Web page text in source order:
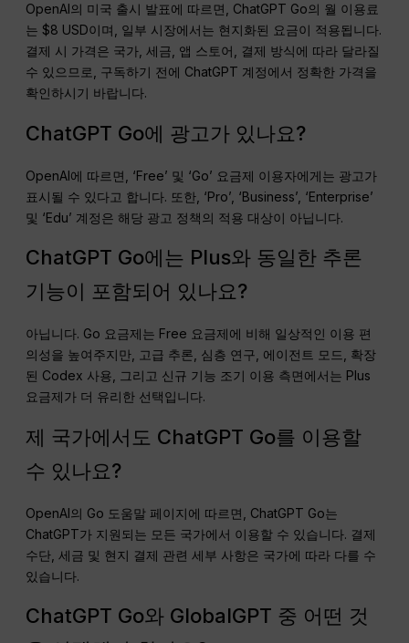
OpenAI의 미국 출시 발표에 따르면, ChatGPT Go의 월 이용료
는 $8 USD이며, 일부 시장에서는 현지화된 요금이 적용됩니다.
결제 시 가격은 국가, 세금, 앱 스토어, 결제 방식에 따라 달라질
수 있으므로, 구독하기 전에 ChatGPT 계정에서 정확한 가격을
확인하시기 바랍니다.
ChatGPT Go에 광고가 있나요?
OpenAI에 따르면, ‘Free’ 및 ‘Go’ 요금제 이용자에게는 광고가
표시될 수 있다고 합니다. 또한, ‘Pro’, ‘Business’, ‘Enterprise’
및 ‘Edu’ 계정은 해당 광고 정책의 적용 대상이 아닙니다.
ChatGPT Go에는 Plus와 동일한 추론
기능이 포함되어 있나요?
아닙니다. Go 요금제는 Free 요금제에 비해 일상적인 이용 편
의성을 높여주지만, 고급 추론, 심층 연구, 에이전트 모드, 확장
된 Codex 사용, 그리고 신규 기능 조기 이용 측면에서는 Plus
요금제가 더 유리한 선택입니다.
제 국가에서도 ChatGPT Go를 이용할
수 있나요?
OpenAI의 Go 도움말 페이지에 따르면, ChatGPT Go는
ChatGPT가 지원되는 모든 국가에서 이용할 수 있습니다. 결제
수단, 세금 및 현지 결제 관련 세부 사항은 국가에 따라 다를 수
있습니다.
ChatGPT Go와 GlobalGPT 중 어떤 것